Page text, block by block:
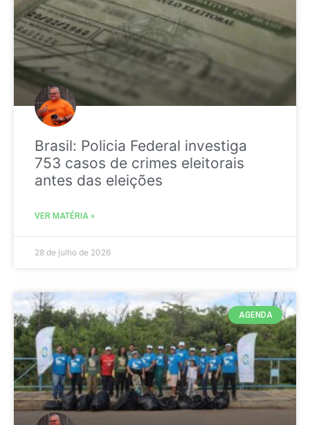
Brasil: Policia Federal investiga
753 casos de crimes eleitorais
antes das eleições
VER MATÉRIA »
28 de julho de 2026
AGENDA